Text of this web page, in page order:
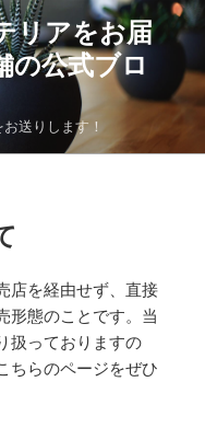
リアをお届
の公式ブロ
送りします！
店を経由せず、直接
形態のことです。当
扱っておりますの
ちらのページをぜひ